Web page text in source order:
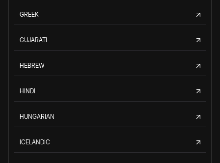
GREEK
GUJARATI
HEBREW
HINDI
HUNGARIAN
ICELANDIC